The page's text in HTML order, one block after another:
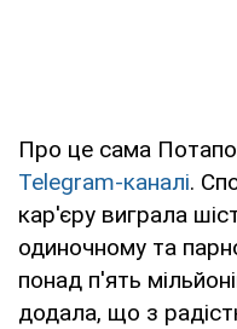
Про це сама
Telegram-каналі.
кар'єру виграла
одиночному та
понад п'ять
додала, що з